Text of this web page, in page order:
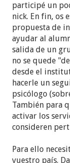
participé un
nick. En fin, os
propuesta de
ayudar al
salida de un
no se quede
desde el
hacerle un
psicólogo
También para
activar los
consideren
Para ello
vuestro país.